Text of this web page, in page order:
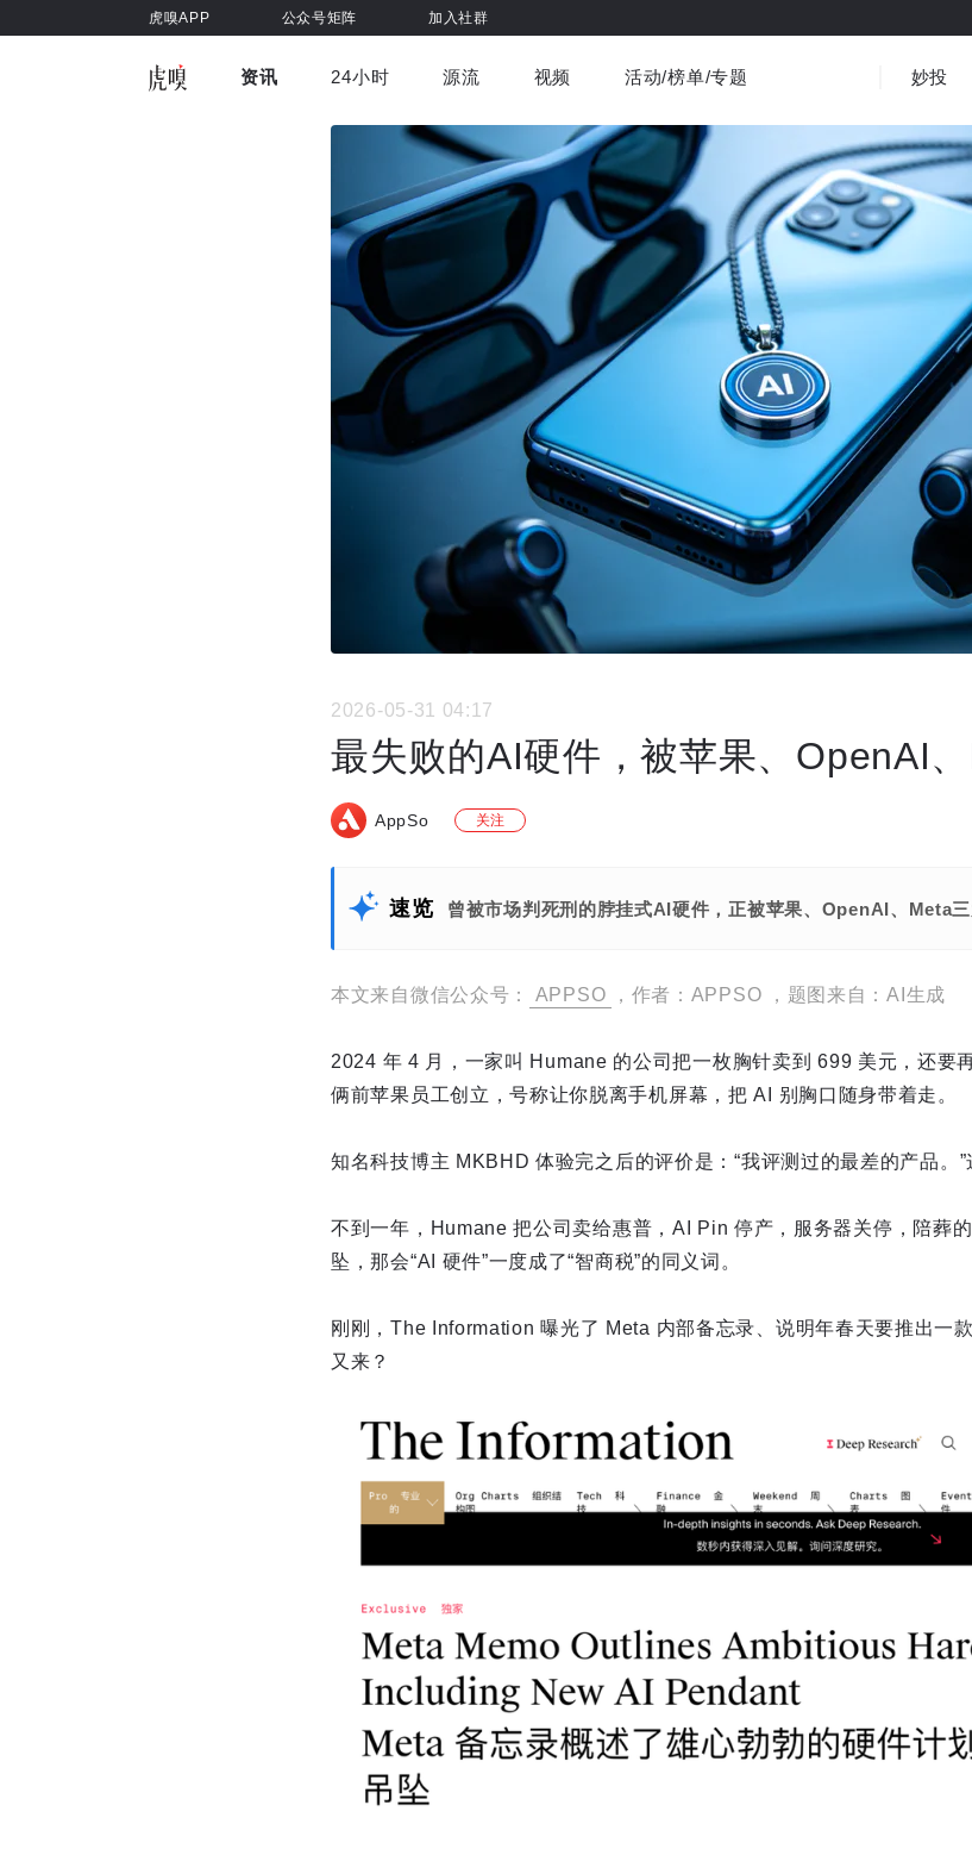
虎嗅APP 公众号矩阵 加入社群
资讯
车与出行 商业消费 社会文化 金融财经 出
书影音 医疗 3C数码 观
24小时 源流 视频
虎嗅视界 视频精选
活动/榜单/专题 妙投
2026-05-31 04:17
最失败的AI硬件，被苹果、OpenAI
AppSo 关注
速览 曾被市场判死刑的脖挂式AI硬件，正被苹果、OpenAI、Meta
本文来自微信公众号： APPSO ，作者：APPSO ，题图来自：AI生成
2024 年 4 月，一家叫 Humane 的公司把一枚胸针卖到 699 美元，还要
俩前苹果员工创立，号称让你脱离手机屏幕，把 AI 别胸口随身带着走。
知名科技博主 MKBHD 体验完之后的评价是：“我评测过的最差的产品。”
不到一年，Humane 把公司卖给惠普，AI Pin 停产，服务器关停，陪葬
坠，那会“AI 硬件”一度成了“智商税”的同义词。
刚刚，The Information 曝光了 Meta 内部备忘录、说明年春天要推出一
又来？